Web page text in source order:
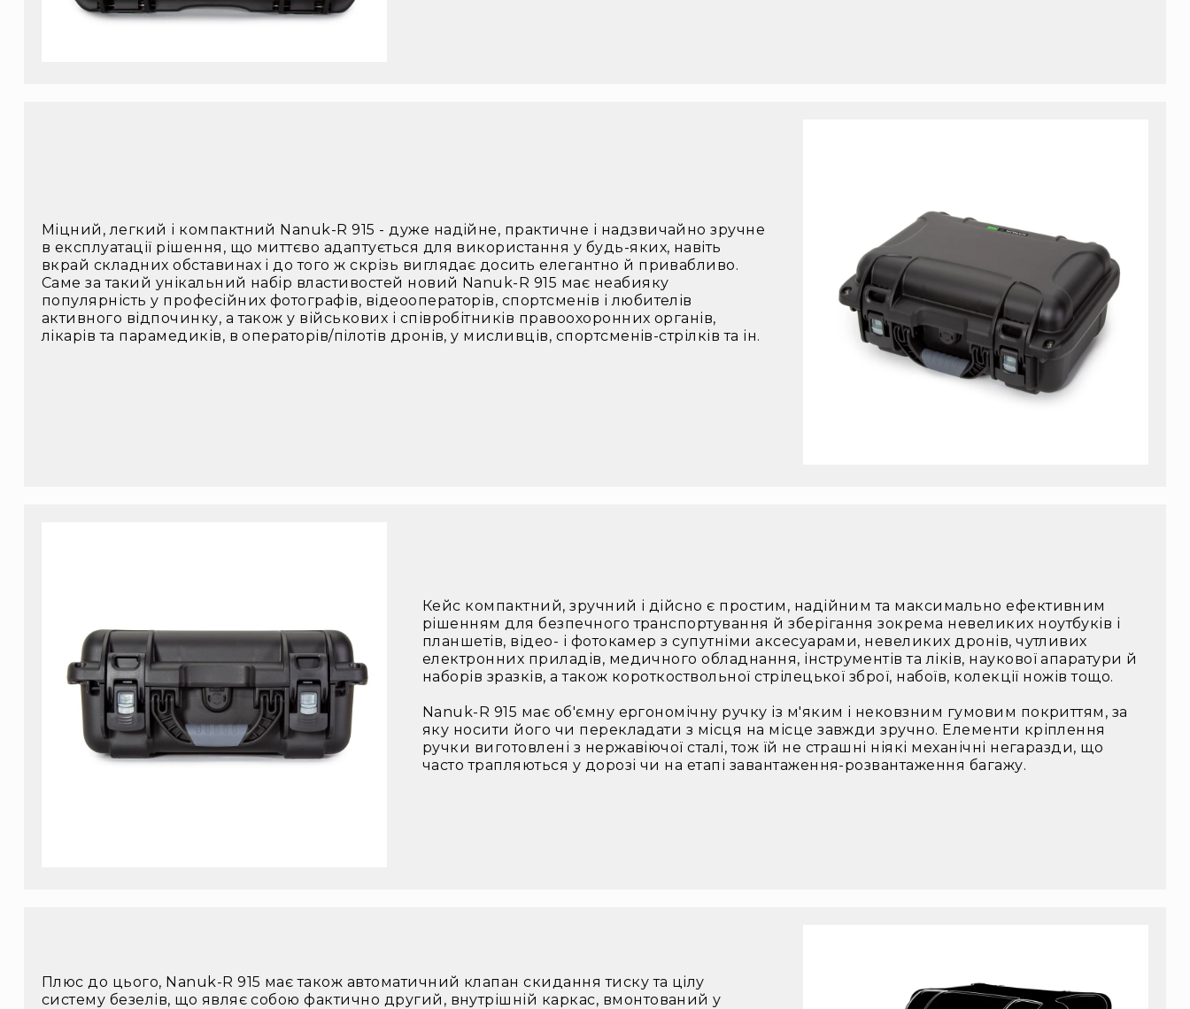
Міцний, легкий і компактний Nanuk-R 915 - дуже надійне, практичне і надзвичайно зручне
в експлуатації рішення, що миттєво адаптується для використання у будь-яких, навіть
вкрай складних обставинах і до того ж скрізь виглядає досить елегантно й привабливо.
Саме за такий унікальний набір властивостей новий Nanuk-R 915 має неабияку
популярність у професійних фотографів, відеооператорів, спортсменів і любителів
активного відпочинку, а також у військових і співробітників правоохоронних органів,
лікарів та парамедиків, в операторів/пілотів дронів, у мисливців, спортсменів-стрілків та ін.
Кейс компактний, зручний і дійсно є простим, надійним та максимально ефективним
рішенням для безпечного транспортування й зберігання зокрема невеликих ноутбуків і
планшетів, відео- і фотокамер з супутніми аксесуарами, невеликих дронів, чутливих
електронних приладів, медичного обладнання, інструментів та ліків, наукової апаратури й
наборів зразків, а також короткоствольної стрілецької зброї, набоїв, колекції ножів тощо.
Nanuk-R 915 має об'ємну ергономічну ручку із м'яким і нековзним гумовим покриттям, за
яку носити його чи перекладати з місця на місце завжди зручно. Елементи кріплення
ручки виготовлені з нержавіючої сталі, тож їй не страшні ніякі механічні негаразди, що
часто трапляються у дорозі чи на етапі завантаження-розвантаження багажу.
Плюс до цього, Nanuk-R 915 має також автоматичний клапан скидання тиску та цілу
систему безелів, що являє собою фактично другий, внутрішній каркас, вмонтований у